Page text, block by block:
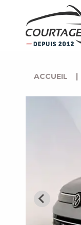
ACCUEIL |